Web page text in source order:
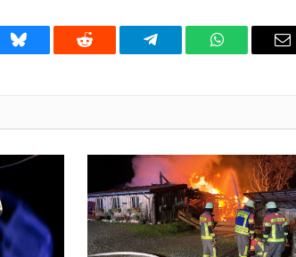
Bluesky Reddit Telegram WhatsApp